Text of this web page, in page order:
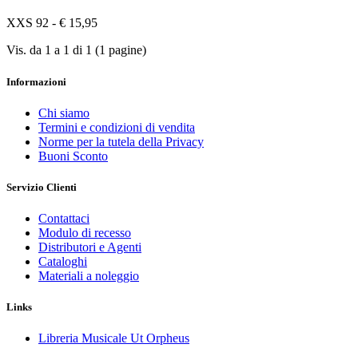
XXS 92 - € 15,95
Vis. da 1 a 1 di 1 (1 pagine)
Informazioni
Chi siamo
Termini e condizioni di vendita
Norme per la tutela della Privacy
Buoni Sconto
Servizio Clienti
Contattaci
Modulo di recesso
Distributori e Agenti
Cataloghi
Materiali a noleggio
Links
Libreria Musicale Ut Orpheus